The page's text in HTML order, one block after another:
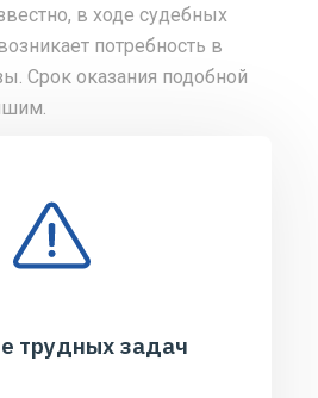
в ходе судебных
потребность в
Срок оказания подобной
трудных задач